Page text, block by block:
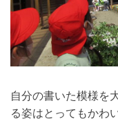
自分の書いた模様を
る姿はとってもかわ